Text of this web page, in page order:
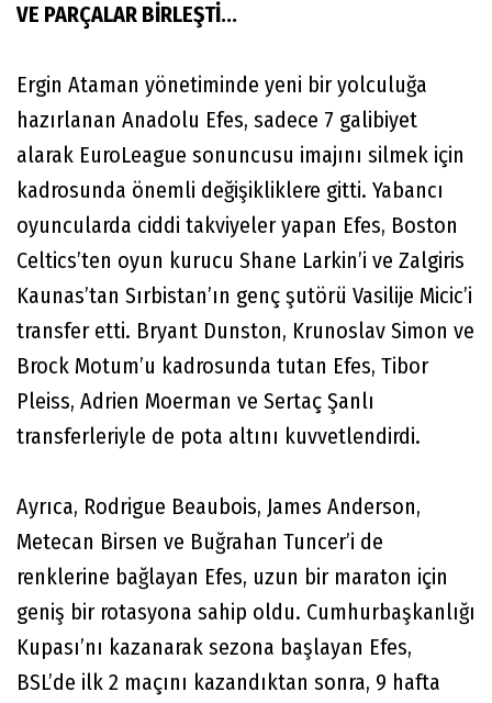
VE PARÇALAR BİRLEŞTİ...
Ergin Ataman yönetiminde yeni bir yolculuğa
hazırlanan Anadolu Efes, sadece 7 galibiyet
alarak EuroLeague sonuncusu imajını silmek için
kadrosunda önemli değişikliklere gitti. Yabancı
oyuncularda ciddi takviyeler yapan Efes, Boston
Celtics’ten oyun kurucu Shane Larkin’i ve Zalgiris
Kaunas’tan Sırbistan’ın genç şutörü Vasilije Micic’i
transfer etti. Bryant Dunston, Krunoslav Simon ve
Brock Motum’u kadrosunda tutan Efes, Tibor
Pleiss, Adrien Moerman ve Sertaç Şanlı
transferleriyle de pota altını kuvvetlendirdi.
Ayrıca, Rodrigue Beaubois, James Anderson,
Metecan Birsen ve Buğrahan Tuncer’i de
renklerine bağlayan Efes, uzun bir maraton için
geniş bir rotasyona sahip oldu. Cumhurbaşkanlığı
Kupası’nı kazanarak sezona başlayan Efes,
BSL’de ilk 2 maçını kazandıktan sonra, 9 hafta